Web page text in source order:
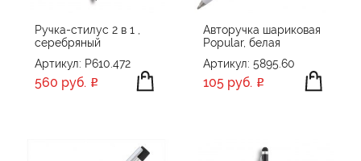
Ручка-стилус 2 в 1 ,
серебряный
Артикул: P610.472
560 руб.
Авторучка шариковая
Popular, белая
Артикул: 5895.60
105 руб.